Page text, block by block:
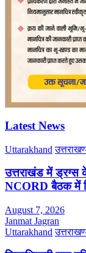
Latest News
Uttarakhand
उत्तराखंड में ड्रग्स
NCORD बैठक में
August 7, 2026
Janmat Jagran
Uttarakhand